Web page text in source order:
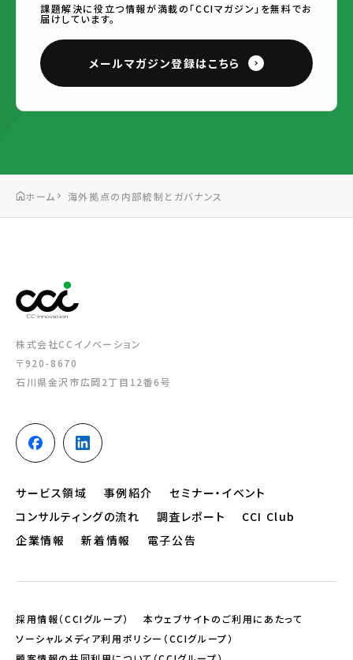
課題解決に役立つ情報が満載の「CCIマガジン」を無料でお
届けしています。
メールマガジン登録はこちら
ホーム 海外拠点の内部統制とガバナンス
株式会社CCイノベーション
〒920-8670
石川県金沢市広岡2丁目12番6号
サービス領域 事例紹介
セミナー・イベント
コンサルティングの流れ
調査レポート
CCI Club
企業情報
新着情報 電子公告
採用情報（CCIグループ）
本ウェブサイトのご利用にあたって
ソーシャルメディア利用ポリシー（CCIグループ）